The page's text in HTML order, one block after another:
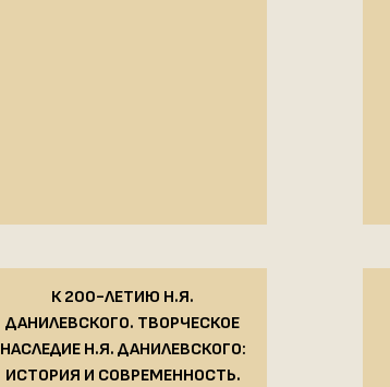
К 200-ЛЕТИЮ Н.Я.
ДАНИЛЕВСКОГО. ТВОРЧЕСКОЕ
НАСЛЕДИЕ Н.Я. ДАНИЛЕВСКОГО:
ИСТОРИЯ И СОВРЕМЕННОСТЬ.